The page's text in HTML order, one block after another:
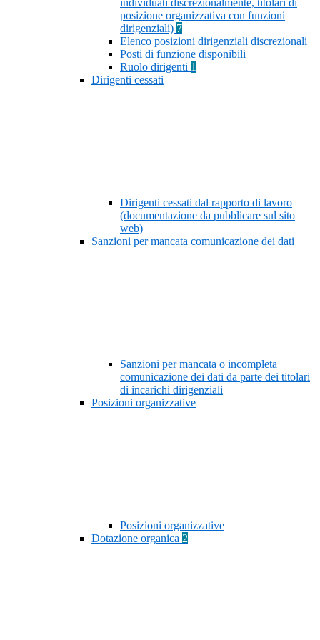
individuati discrezionalmente, titolari di
posizione organizzativa con funzioni
dirigenziali) 7
Elenco posizioni dirigenziali discrezionali
Posti di funzione disponibili
Ruolo dirigenti 1
Dirigenti cessati
Dirigenti cessati dal rapporto di lavoro
(documentazione da pubblicare sul sito
web)
Sanzioni per mancata comunicazione dei dati
Sanzioni per mancata o incompleta
comunicazione dei dati da parte dei titolari
di incarichi dirigenziali
Posizioni organizzative
Posizioni organizzative
Dotazione organica 2